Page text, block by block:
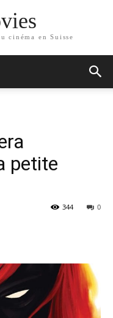
cinéma en Suisse
petite
0
344